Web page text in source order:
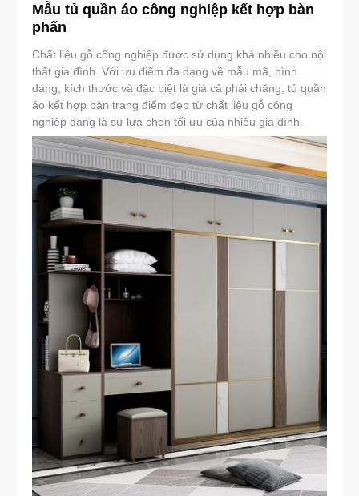
Mẫu tủ quần áo công nghiệp kết hợp bàn
phấn
Chất liệu gỗ công nghiệp được sử dụng khá nhiều cho nội
thất gia đình. Với ưu điểm đa dạng về mẫu mã, hình
dáng, kích thước và đặc biệt là giá cả phải chăng, tủ quần
áo kết hợp bàn trang điểm đẹp từ chất liệu gỗ công
nghiệp đang là sự lựa chọn tối ưu của nhiều gia đình.